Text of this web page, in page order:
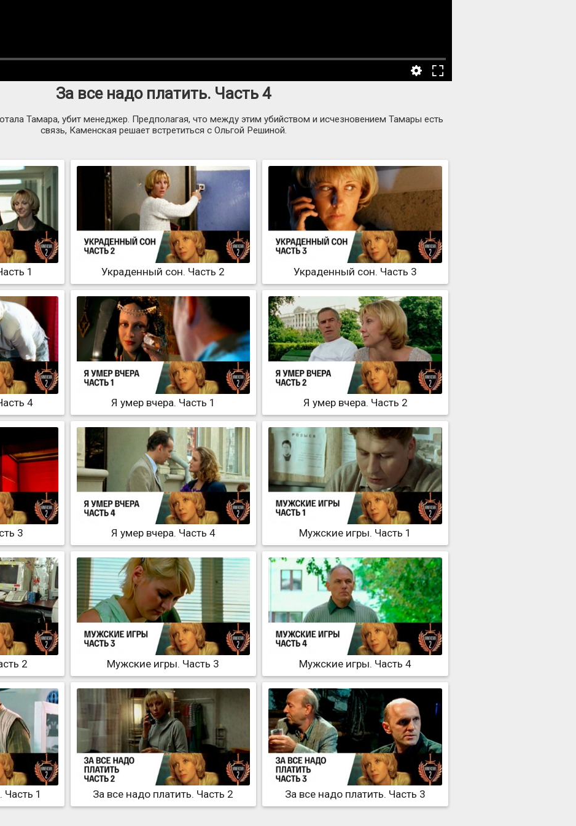
За все надо платить. Часть 4
Тамара, убит менеджер. Предполагая, что между этим убийством и исчезновением Тамары есть
связь, Каменская решает встретиться с Ольгой Решиной.
1 Украденный сон. Часть 2 Украденный сон. Часть 3
4 Я умер вчера. Часть 1 Я умер вчера. Часть 2
3 Я умер вчера. Часть 4 Мужские игры. Часть 1
2 Мужские игры. Часть 3 Мужские игры. Часть 4
Часть 1 За все надо платить. Часть 2 За все надо платить. Часть 3